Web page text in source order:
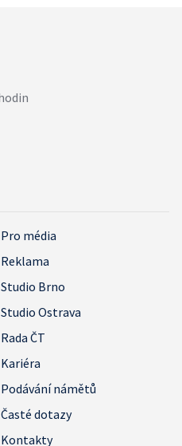
Pro média
Reklama
Studio Brno
Studio Ostrava
Rada ČT
Kariéra
Podávání námětů
Časté dotazy
Kontakty